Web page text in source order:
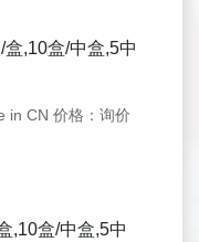
,10盒/中盒,5中
in CN 价格：询价
,10盒/中盒,5中